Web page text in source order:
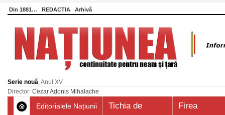
Din 1881… REDACȚIA Arhivă
Serie nouă, Anul XV
Director: Cezar Adonis Mihalache
Editorialele Națiunii
Tichia de
Firea